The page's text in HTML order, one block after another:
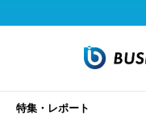
特集・レポート